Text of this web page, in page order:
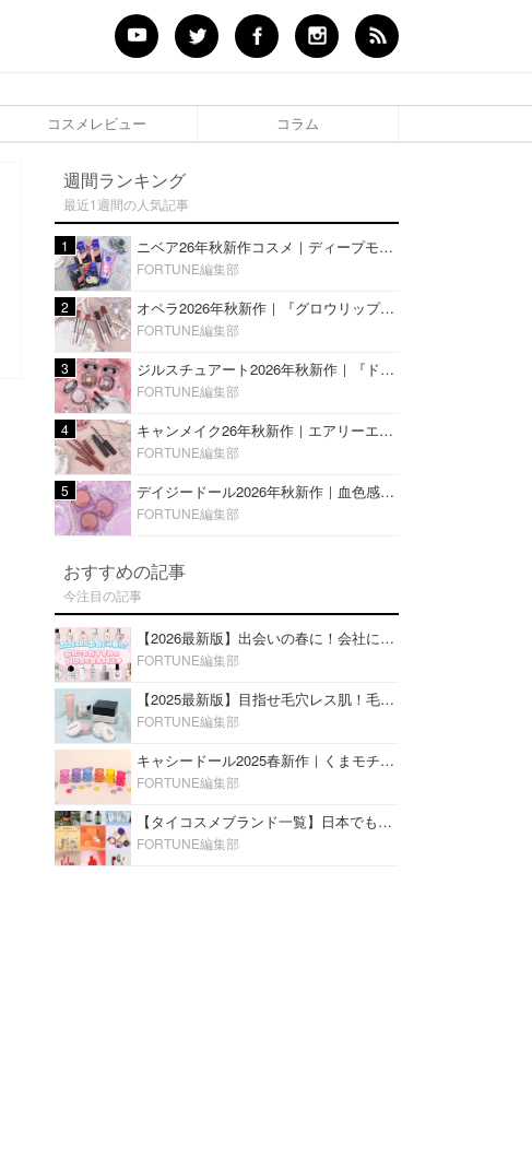
コスメレビュー コラム
週間ランキング
最近1週間の人気記事
1 ニベア26年秋新作コスメ｜ディープモイスチャーリップの美容液タイプや2in1ボディクリームスクラブも
FORTUNE編集部
2 オペラ2026年秋新作｜『グロウリップティント』の新色・限定色はローズジャムカラー♡全4色をレビュー
FORTUNE編集部
3 ジルスチュアート2026年秋新作｜『ドレスドブルーム アイズ』新色や限定ハイライト・リップをレビュー
FORTUNE編集部
4 キャンメイク26年秋新作｜エアリーエクステンションライナー＆カールスナイパーマスカラ新色をレビュー
FORTUNE編集部
5 デイジードール2026年秋新作｜血色感が可愛い♡『パウダー ブラッシュ ブルーム』新3色をレビュー
FORTUNE編集部
おすすめの記事
今注目の記事
【2026最新版】出会いの春に！会社にもおすすめの好印象な香水14選♡ビジネスの場での香水マナーも
FORTUNE編集部
【2025最新版】目指せ毛穴レス肌！毛穴を埋めて隠す「おすすめ部分用下地＆プライマー」ランキング♡
FORTUNE編集部
キャシードール2025春新作｜くまモチーフのミニリップ「シャイニーベア リップモイスト」をレビュー♡
FORTUNE編集部
【タイコスメブランド一覧】日本でも人気沸騰中の“タイコスメ”ブランド20選！
FORTUNE編集部